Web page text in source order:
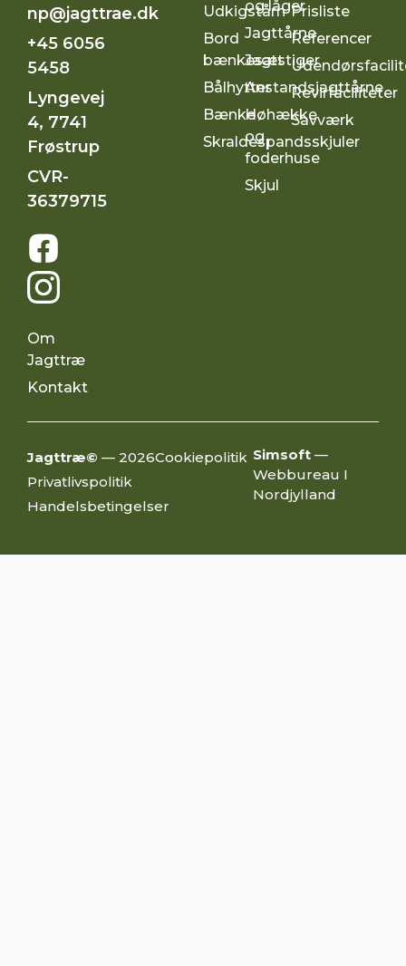
np@jagttrae.dk
+45 6056
5458
Lyngevej
4, 7741
Frøstrup
CVR-
36379715
Om
Jagttræ
Kontakt
Udkigstårn
Bord
bænkesæt
Bålhytter
Bænke
Skraldespandsskjuler
og låger
Jagttårne
Jagtstiger
Anstandsjagttårne
Høhække
og
foderhuse
Skjul
Prisliste
Referencer
Revirfaciliteter
Savværk
Jagttræ© — 2026Cookiepolitik
Privatlivspolitik
Handelsbetingelser
Simsoft —
Webbureau I
Nordjylland